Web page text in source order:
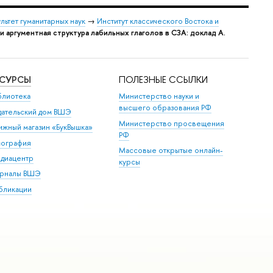
гуманитарных наук → Институт классического Востока и
аргументная структура лабильных глаголов в СЗА: доклад А.
дом ВШЭ
магазин «БукВышка»
ВШЭ
ПОЛЕЗНЫЕ ССЫЛКИ
Министерство науки и
высшего образования РФ
Министерство просвещения
РФ
Массовые открытые онлайн-
курсы